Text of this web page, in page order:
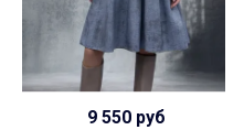
9 550 руб